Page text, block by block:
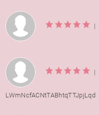
|
|
LWmNcfACNtTABhtqTTJpjLqd